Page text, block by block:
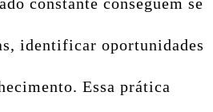
identificar oportunidades
Essa prática